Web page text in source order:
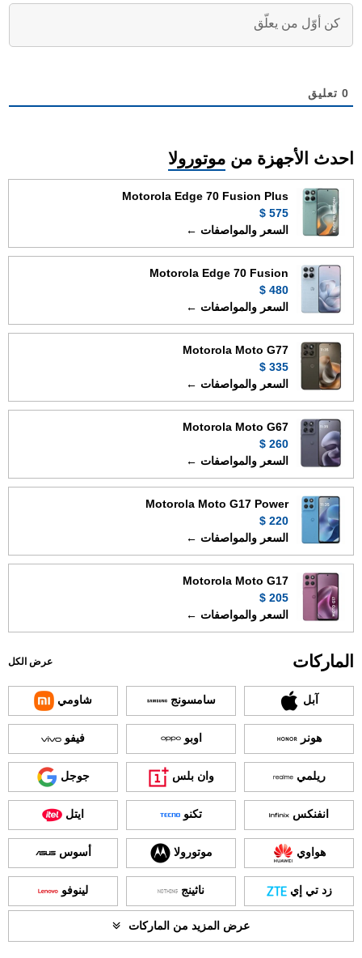
0 تعليق
احدث الأجهزة من موتورولا
Motorola Edge 70 Fusion Plus
575 $
السعر والمواصفات ←
Motorola Edge 70 Fusion
480 $
السعر والمواصفات ←
Motorola Moto G77
335 $
السعر والمواصفات ←
Motorola Moto G67
260 $
السعر والمواصفات ←
Motorola Moto G17 Power
220 $
السعر والمواصفات ←
Motorola Moto G17
205 $
السعر والمواصفات ←
الماركات عرض الكل
آبل سامسونج شاومي
هونر اوبو فيفو
ريلمي وان بلس جوجل
انفنكس تكنو ايتل
هواوي موتورولا أسوس
زد تي إي ناثينج لينوفو
عرض المزيد من الماركات